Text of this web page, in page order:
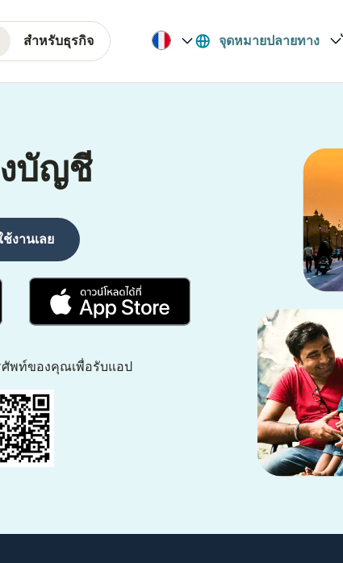
สำหรับธุรกิจ จุดหมายปลายทาง
บัญชี
ช้งานเลย
พท์ของคุณเพื่อรับแอป